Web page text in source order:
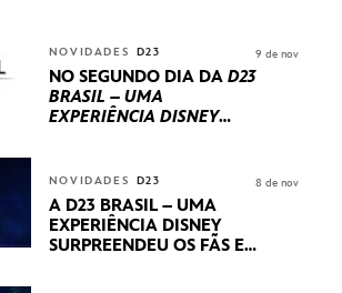
INTERNACIONAIS E
PRODUÇÕES BRASILEIRAS
NOVIDADES D23
NO SEGUNDO DIA DA D23
BRASIL – UMA
EXPERIÊNCIA DISNEY
STUDIOS REVELARAM
PRÉVIAS E NOVIDADES
DOS SEUS PRÓXIMOS
LANÇAMENTOS
9 de nov
NOVIDADES D23
A D23 BRASIL – UMA
EXPERIÊNCIA DISNEY
SURPREENDEU OS FÃS EM
8 de nov